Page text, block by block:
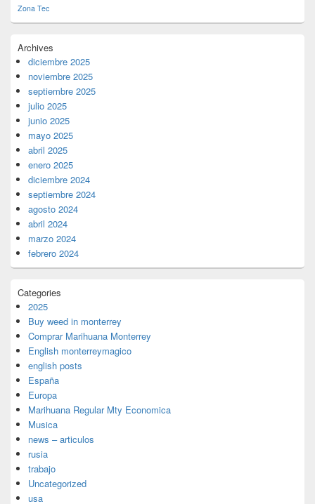
Zona Tec
Archives
diciembre 2025
noviembre 2025
septiembre 2025
julio 2025
junio 2025
mayo 2025
abril 2025
enero 2025
diciembre 2024
septiembre 2024
agosto 2024
abril 2024
marzo 2024
febrero 2024
Categories
2025
Buy weed in monterrey
Comprar Marihuana Monterrey
English monterreymagico
english posts
España
Europa
Marihuana Regular Mty Economica
Musica
news – articulos
rusia
trabajo
Uncategorized
usa